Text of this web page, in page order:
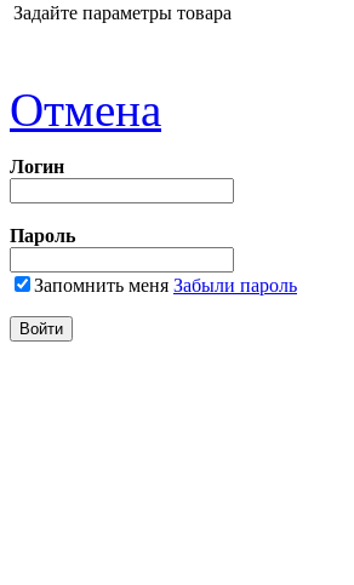
Задайте параметры товара
Отмена
Логин
Пароль
Запомнить меня Забыли пароль